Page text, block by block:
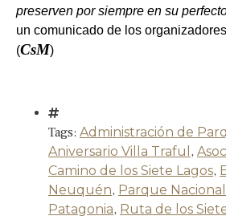
preserven por siempre en su
un comunicado de los
(CsM)
Tags: Administración de
Aniversario Villa Traful ,
Camino de los Siete Lagos,
Neuquén, Parque
Patagonia, Ruta de los